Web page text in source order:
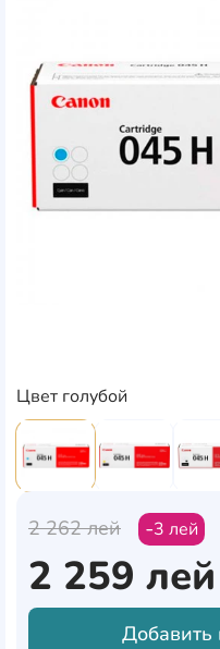
Цвет голубой
2 262лей 3 лей
2 259 лей
Добавить